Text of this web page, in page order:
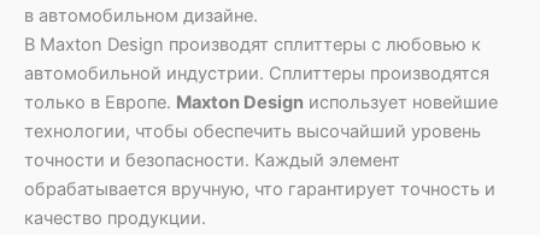
в автомобильном дизайне.
В Maxton Design производят сплиттеры с любовью к
автомобильной индустрии. Сплиттеры производятся
только в Европе. Maxton Design использует новейшие
технологии, чтобы обеспечить высочайший уровень
точности и безопасности. Каждый элемент
обрабатывается вручную, что гарантирует точность и
качество продукции.